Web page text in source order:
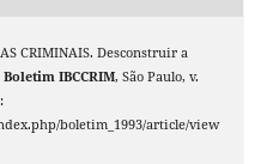
CRIMINAIS. Desconstruir a
Boletim IBCCRIM, São Paulo, v.
boletim_1993/article/view